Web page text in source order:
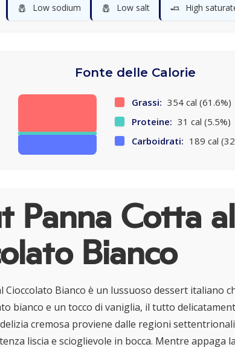
🧂 Low sodium 🧂 Low salt 🧈 High
Fonte delle Calorie
Grassi: 354 cal (61.6%)
Proteine: 31 cal (5.5%)
Carboidrati: 189 cal
Panna Cotta al
Bianco
Cioccolato Bianco è un lussuoso dessert italiano
bianco e un tocco di vaniglia, il tutto
cremosa proviene dalle regioni
liscia e scioglievole in bocca. Mentre appaga